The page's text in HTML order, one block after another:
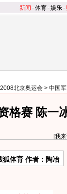
新闻 -体育-娱乐-
北京奥运会 > 中国
格赛 陈一
[我
狐体育 作者：陶冶